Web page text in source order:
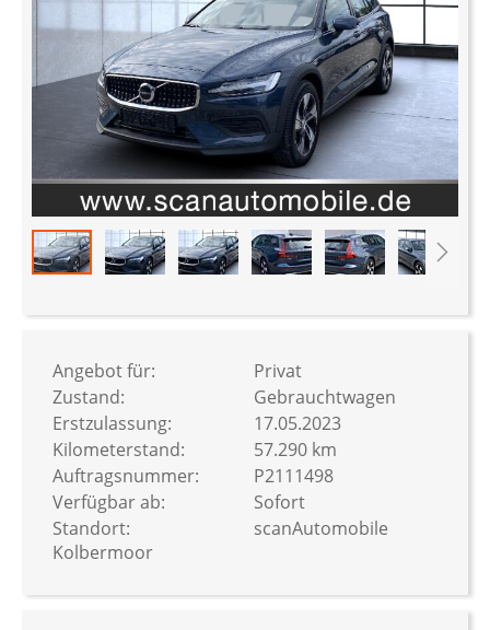
Anfang
Bildergalerie
springen
Angebot für:
Privat
Zustand:
Gebrauchtwagen
Erstzulassung:
17.05.2023
Kilometerstand:
57.290 km
Auftragsnummer:
P2111498
Verfügbar ab:
Sofort
Standort:
scanAutomobile
Kolbermoor